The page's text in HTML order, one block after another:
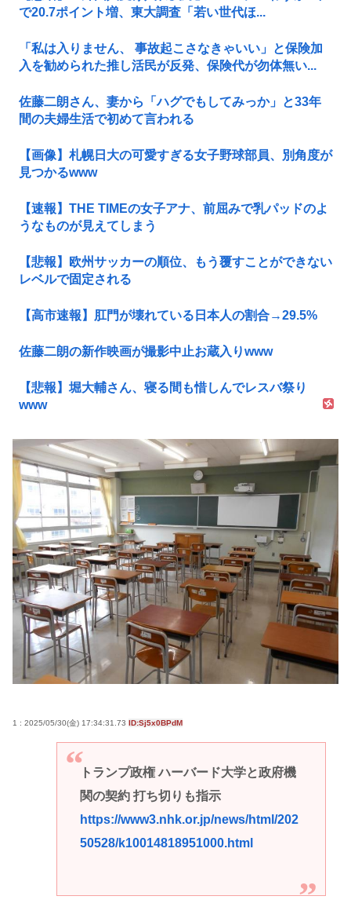
で20.7ポイント増、東大調査「若い世代ほ...
「私は入りません、 事故起こさなきゃいい」と保険加
入を勧められた推し活民が反発、保険代が勿体無い...
佐藤二朗さん、妻から「ハグでもしてみっか」と33年
間の夫婦生活で初めて言われる
【画像】札幌日大の可愛すぎる女子野球部員、別角度が
見つかるwww
【速報】THE TIMEの女子アナ、前屈みで乳パッドのよ
うなものが見えてしまう
【悲報】欧州サッカーの順位、もう覆すことができない
レベルで固定される
【高市速報】肛門が壊れている日本人の割合→29.5%
佐藤二朗の新作映画が撮影中止お蔵入りwww
【悲報】堀大輔さん、寝る間も惜しんでレスバ祭り
www
1 : 2025/05/30(金) 17:34:31.73 ID:Sj5x0BPdM
トランプ政権 ハーバード大学と政府機
関の契約 打ち切りも指示
https://www3.nhk.or.jp/news/html/202
50528/k10014818951000.html